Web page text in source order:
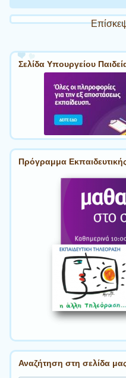
Σελίδα Υπουργείου
Πρόγραμμα
Αναζήτηση στη σελίδα